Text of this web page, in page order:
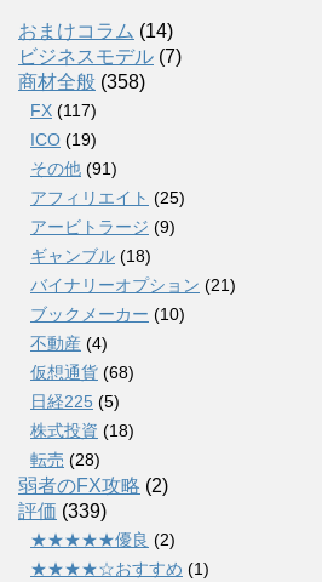
おまけコラム (14)
ビジネスモデル (7)
商材全般 (358)
FX (117)
ICO (19)
その他 (91)
アフィリエイト (25)
アービトラージ (9)
ギャンブル (18)
バイナリーオプション (21)
ブックメーカー (10)
不動産 (4)
仮想通貨 (68)
日経225 (5)
株式投資 (18)
転売 (28)
弱者のFX攻略 (2)
評価 (339)
★★★★★優良 (2)
★★★★☆おすすめ (1)